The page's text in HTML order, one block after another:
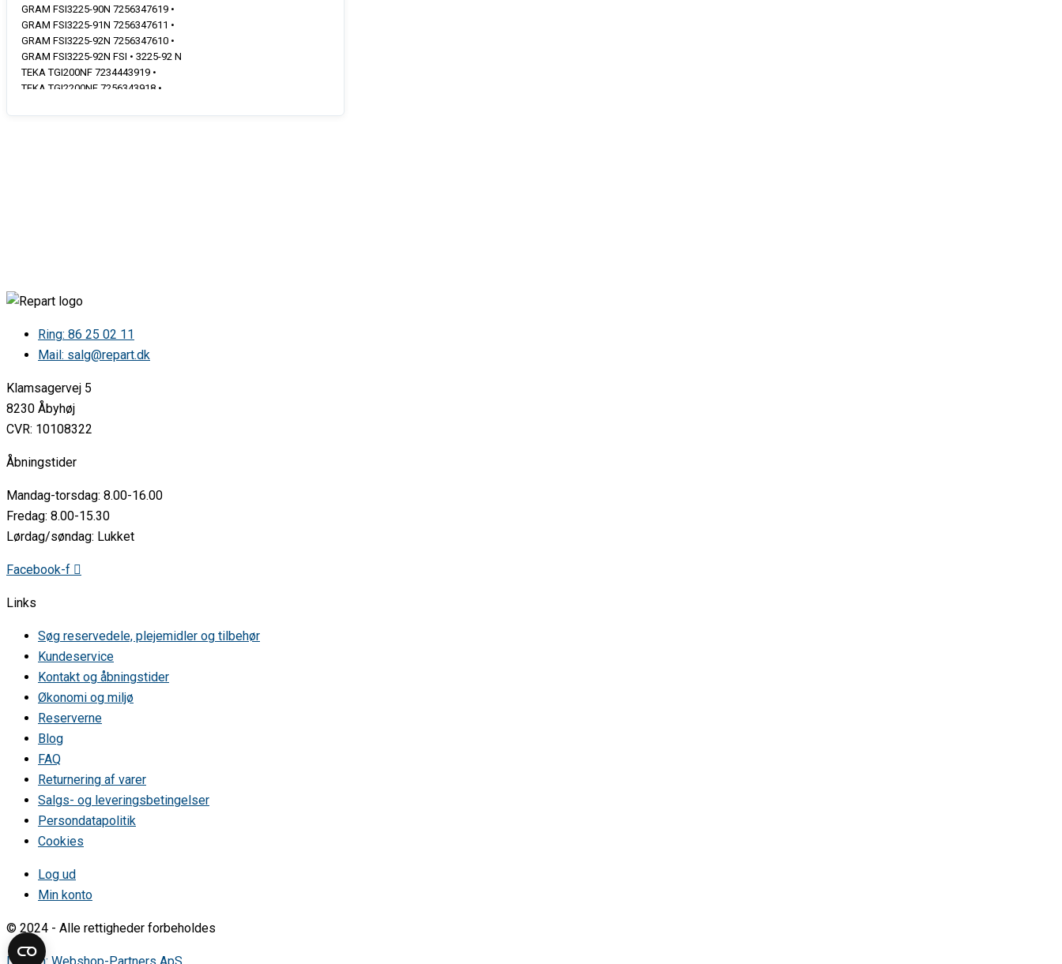
GRAM FSI3225-90N 7256347619 •
GRAM FSI3225-91N 7256347611 •
GRAM FSI3225-92N 7256347610 •
GRAM FSI3225-92N FSI • 3225-92 N
TEKA TGI200NF 7234443919 •
TEKA TGI2200NF 7256343918 •
Ring: 86 25 02 11
Mail: salg@repart.dk
Klamsagervej 5
8230 Åbyhøj
CVR: 10108322
Åbningstider
Mandag-torsdag: 8.00-16.00
Fredag: 8.00-15.30
Lørdag/søndag: Lukket
Facebook-f
Links
Søg reservedele, plejemidler og tilbehør
Kundeservice
Kontakt og åbningstider
Økonomi og miljø
Reserverne
Blog
FAQ
Returnering af varer
Salgs- og leveringsbetingelser
Persondatapolitik
Cookies
Log ud
Min konto
© 2024 - Alle rettigheder forbeholdes